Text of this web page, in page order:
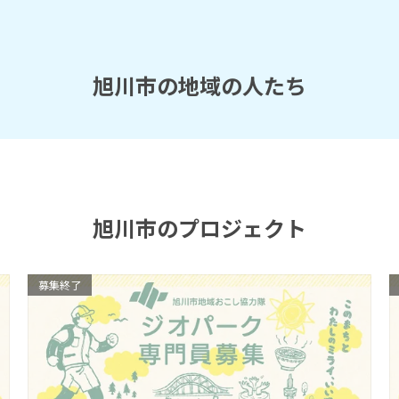
旭川市の地域の人たち
旭川市のプロジェクト
募集終了